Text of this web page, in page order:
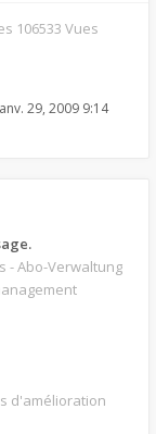
106533 Vues
29, 2009 9:14
- Abo-Verwaltung
d'amélioration